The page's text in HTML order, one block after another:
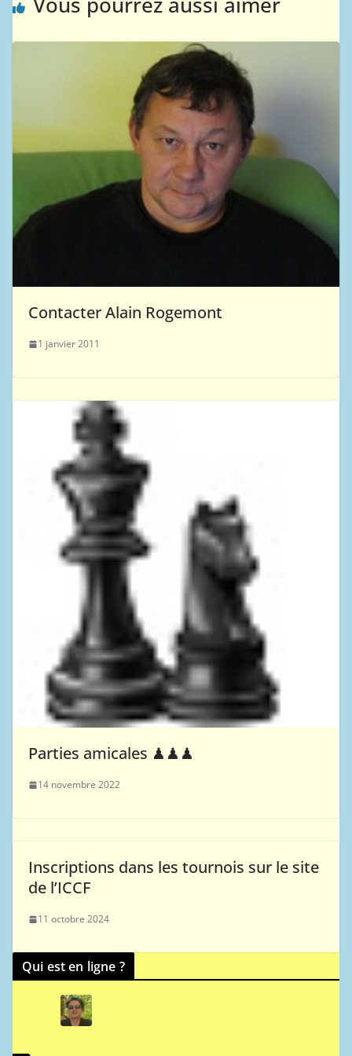
Contacter Alain Rogemont
1 janvier 2011
Parties amicales ♟♟♟
14 novembre 2022
Inscriptions dans les tournois sur le site
de l’ICCF
11 octobre 2024
Qui est en ligne ?